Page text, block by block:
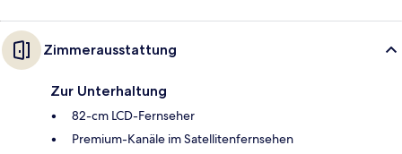
Zimmerausstattung
Zur Unterhaltung
82-cm LCD-Fernseher
Premium-Kanäle im Satellitenfernsehen